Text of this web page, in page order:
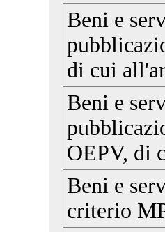
Beni e
di cui
Beni e
OEPV, di
Beni e
criterio